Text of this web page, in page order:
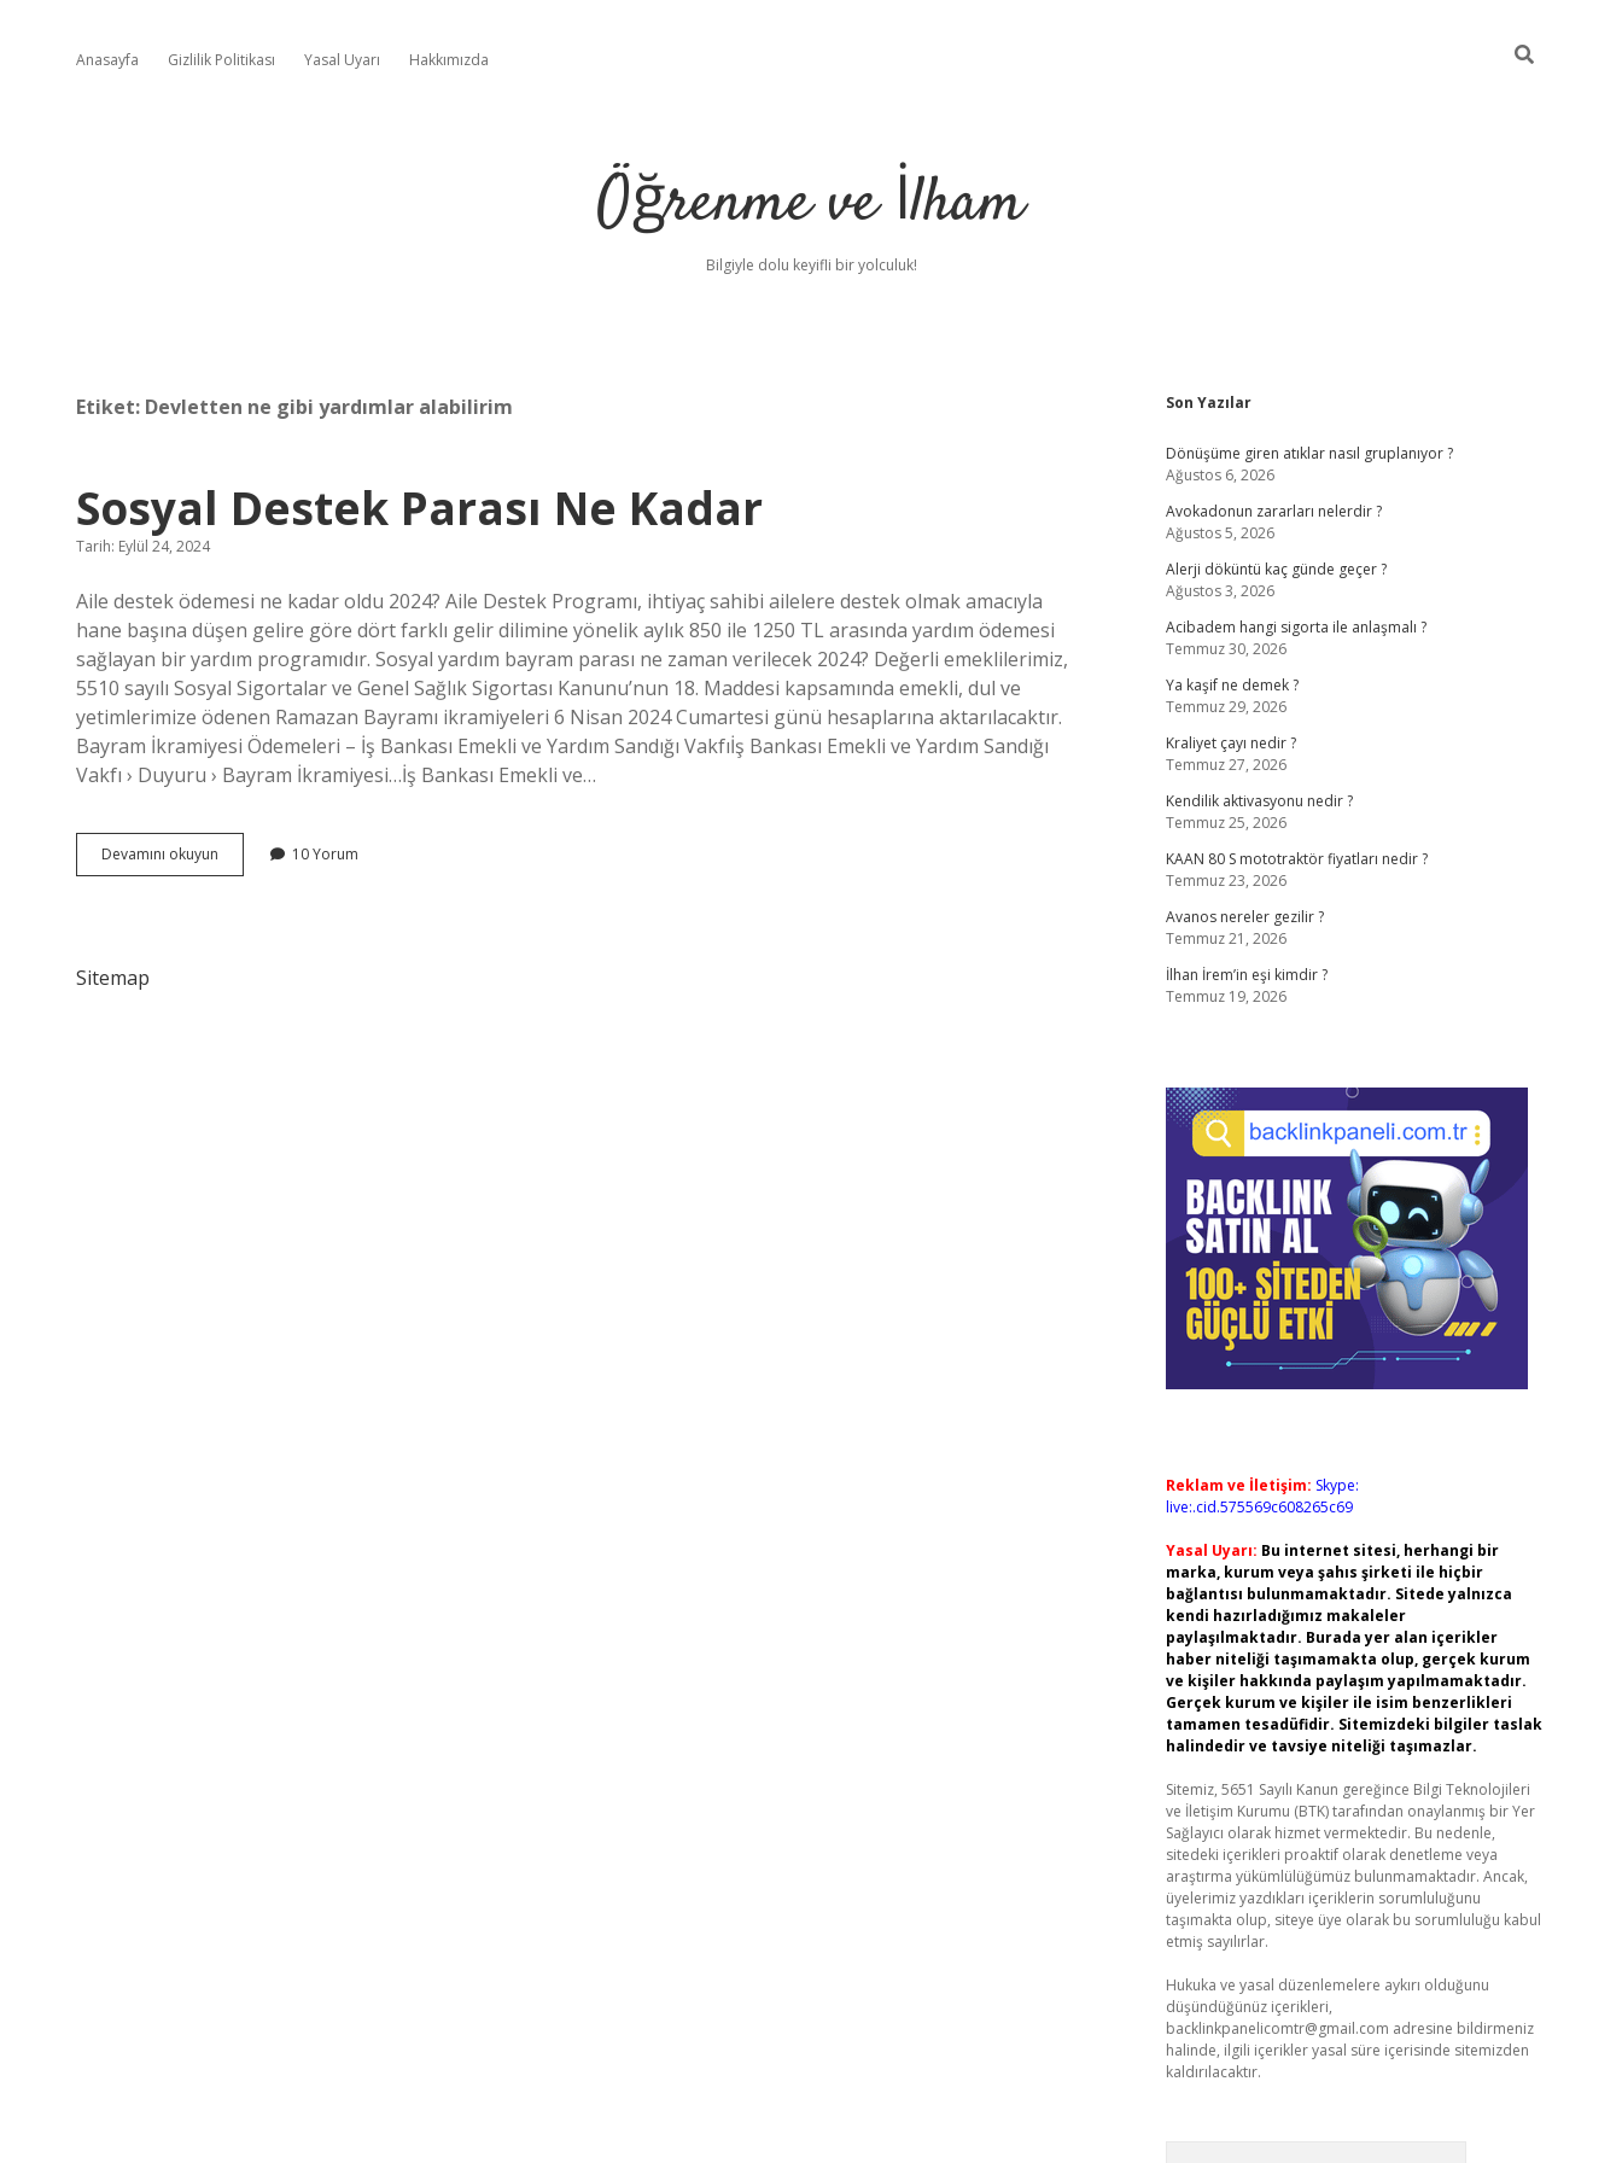
Anasayfa Gizlilik Politikası Yasal Uyarı Hakkımızda
Öğrenme ve İlham
Bilgiyle dolu keyifli bir yolculuk!
Etiket: Devletten ne gibi yardımlar alabilirim
Sosyal Destek Parası Ne Kadar
Tarih: Eylül 24, 2024
Aile destek ödemesi ne kadar oldu 2024? Aile Destek Programı, ihtiyaç sahibi ailelere destek olmak amacıyla
hane başına düşen gelire göre dört farklı gelir dilimine yönelik aylık 850 ile 1250 TL arasında yardım ödemesi
sağlayan bir yardım programıdır. Sosyal yardım bayram parası ne zaman verilecek 2024? Değerli emeklilerimiz,
5510 sayılı Sosyal Sigortalar ve Genel Sağlık Sigortası Kanunu’nun 18. Maddesi kapsamında emekli, dul ve
yetimlerimize ödenen Ramazan Bayramı ikramiyeleri 6 Nisan 2024 Cumartesi günü hesaplarına aktarılacaktır.
Bayram İkramiyesi Ödemeleri – İş Bankası Emekli ve Yardım Sandığı Vakfıİş Bankası Emekli ve Yardım Sandığı
Vakfı › Duyuru › Bayram İkramiyesi…İş Bankası Emekli ve…
Devamını okuyun
Destek
10 Yorum
Sitemap
Sidebar
Son Yazılar
Dönüşüme giren atıklar nasıl gruplanıyor ?
Ağustos 6, 2026
Avokadonun zararları nelerdir ?
Ağustos 5, 2026
Alerji döküntü kaç günde geçer ?
Ağustos 3, 2026
Acibadem hangi sigorta ile anlaşmalı ?
Temmuz 30, 2026
Ya kaşif ne demek ?
Temmuz 29, 2026
Kraliyet çayı nedir ?
Temmuz 27, 2026
Kendilik aktivasyonu nedir ?
Temmuz 25, 2026
KAAN 80 S mototraktör fiyatları nedir ?
Temmuz 23, 2026
Avanos nereler gezilir ?
Temmuz 21, 2026
İlhan İrem’in eşi kimdir ?
Temmuz 19, 2026
Reklam ve İletişim: Skype:
live:.cid.575569c608265c69
Yasal Uyarı: Bu internet sitesi, herhangi bir
marka, kurum veya şahıs şirketi ile hiçbir
bağlantısı bulunmamaktadır. Sitede yalnızca
kendi hazırladığımız makaleler
paylaşılmaktadır. Burada yer alan içerikler
haber niteliği taşımamakta olup, gerçek kurum
ve kişiler hakkında paylaşım yapılmamaktadır.
Gerçek kurum ve kişiler ile isim benzerlikleri
tamamen tesadüfidir. Sitemizdeki bilgiler taslak
halindedir ve tavsiye niteliği taşımazlar.
Sitemiz, 5651 Sayılı Kanun gereğince Bilgi Teknolojileri
ve İletişim Kurumu (BTK) tarafından onaylanmış bir Yer
Sağlayıcı olarak hizmet vermektedir. Bu nedenle,
sitedeki içerikleri proaktif olarak denetleme veya
araştırma yükümlülüğümüz bulunmamaktadır. Ancak,
üyelerimiz yazdıkları içeriklerin sorumluluğunu
taşımakta olup, siteye üye olarak bu sorumluluğu kabul
etmiş sayılırlar.
Hukuka ve yasal düzenlemelere aykırı olduğunu
düşündüğünüz içerikleri,
backlinkpanelicomtr@gmail.com adresine bildirmeniz
halinde, ilgili içerikler yasal süre içerisinde sitemizden
kaldırılacaktır.